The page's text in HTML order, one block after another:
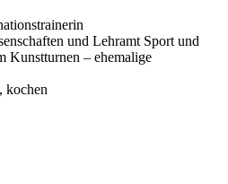
und Lehramt Sport und
Kunstturnen – ehemalige
kochen